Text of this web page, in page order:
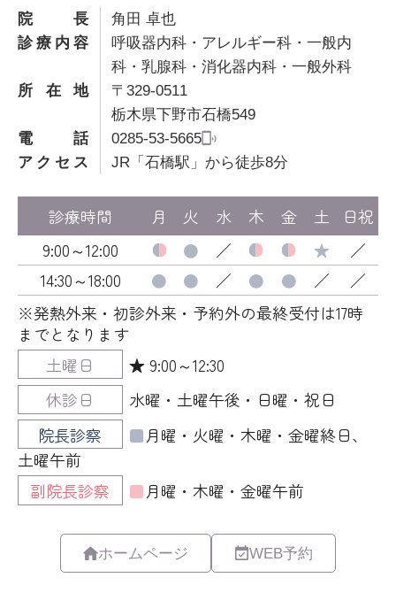
院長
角田 卓也
診療内容
呼吸器内科・アレルギー科・一般内
科・乳腺科・消化器内科・一般外科
所在地
〒329-0511
栃木県下野市石橋549
電話
0285-53-5665
アクセス
JR「石橋駅」から徒歩8分
ホームページ WEB予約